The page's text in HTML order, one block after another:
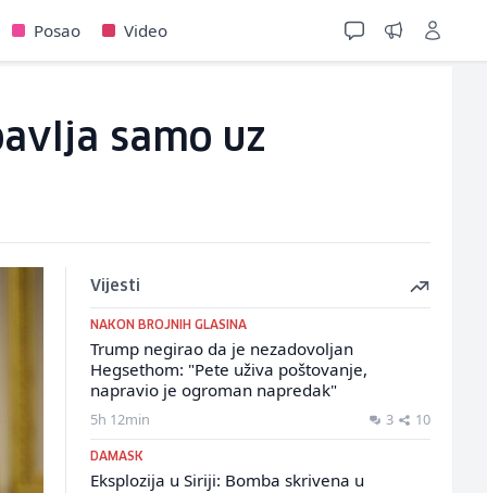
Posao Video
samo uz
Vijesti
NAKON BROJNIH GLASINA
Trump negirao da je nezadovoljan
Hegsethom: "Pete uživa poštovanje,
napravio je ogroman napredak"
5h 12min 3 10
DAMASK
Eksplozija u Siriji: Bomba skrivena u